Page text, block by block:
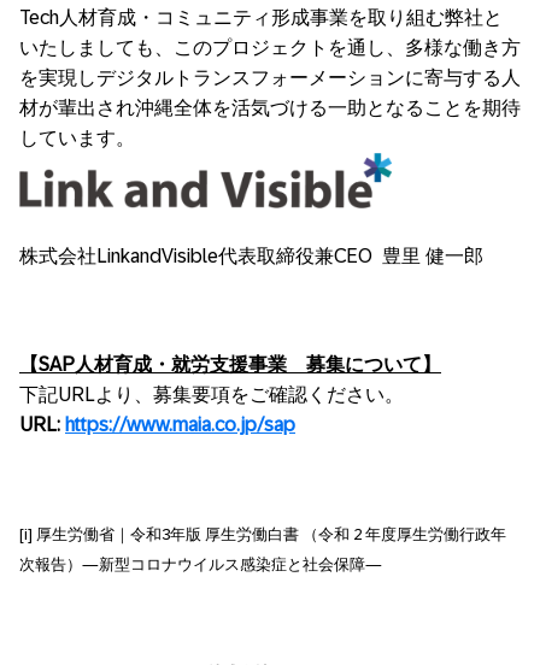
Tech人材育成・コミュニティ形成事業を取り組む弊社と
いたしましても、このプロジェクトを通し、多様な働き方
を実現しデジタルトランスフォーメーションに寄与する人
材が輩出され沖縄全体を活気づける一助となることを期待
しています。
株式会社LinkandVisible代表取締役兼CEO 豊里 健一郎
【SAP人材育成・就労支援事業 募集について】
下記URLより、募集要項をご確認ください。
URL: https://www.maia.co.jp/sap
[i] 厚生労働省｜令和3年版 厚生労働白書 （令和 2 年度厚生労働行政年
次報告）―新型コロナウイルス感染症と社会保障―